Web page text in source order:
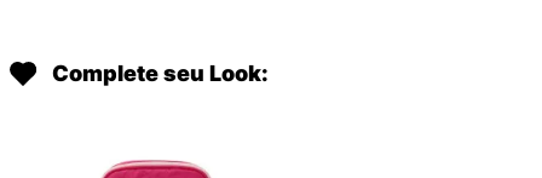
Complete seu Look: